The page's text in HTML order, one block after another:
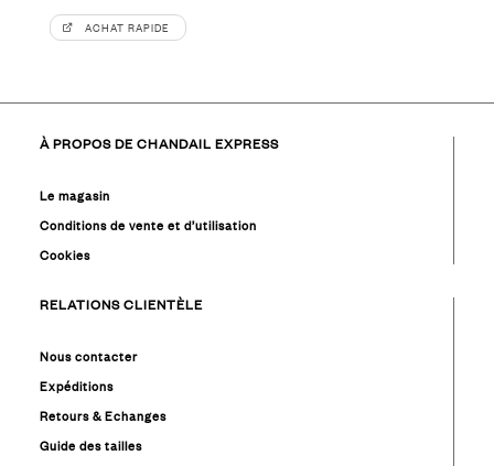
ACHAT RAPIDE
À PROPOS DE CHANDAIL EXPRESS
Le magasin
Conditions de vente et d’utilisation
Cookies
RELATIONS CLIENTÈLE
Nous contacter
Expéditions
Retours & Echanges
Guide des tailles